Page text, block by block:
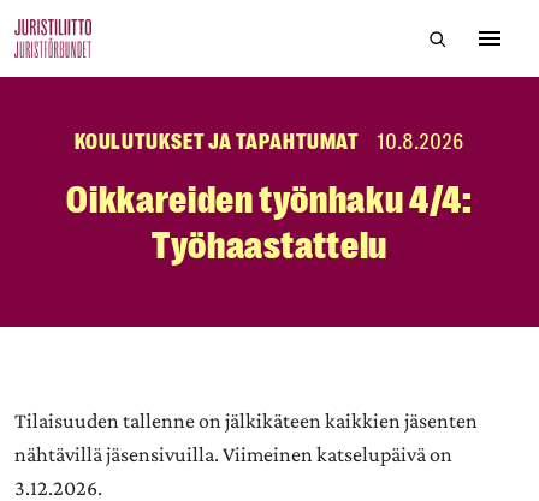
to
Hae
KOULUTUKSET JA TAPAHTUMAT 10.8.2026
Oikkareiden työnhaku 4/4:
Työhaastattelu
Tilaisuuden tallenne on jälkikäteen kaikkien jäsenten
nähtävillä jäsensivuilla. Viimeinen katselupäivä on
3.12.2026.